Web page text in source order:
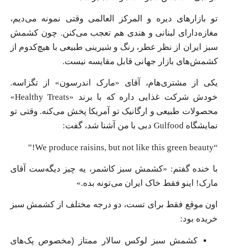
تو بازارهای دیره و المرکز العالمی وقتی نمونه می‌دیم،
مغازه‌دارای لبنانی و هندی هم تعجب می‌کنن. چون کشمش
سبز ایران از نظر عطر، رنگ و شیرینی طبیعی با هیچ‌کدوم از
کشمش‌های بازار جهانی قابل مقایسه نیست.
یکی از مشتری‌هام، آقای «مارک اندرسون» از تگزاسه.
خودش شرکت غذایی داره که با برند «Healthy Treats»
محصولات طبیعی و ارگانیک تو آمریکا پخش می‌کنه. وقتی تو
نمایشگاه Gulfood دبی با من آشنا شد، گفت:
“We produce raisins, but not like this green beauty!”
با خنده گفتم: «کشمش سبز کاشمر، یه چیز دیگه‌ست آقای
مارک! اینو فقط خاک ایران می‌تونه بده.»
اون موقع فقط برای تست، دو درجه مختلف از کشمش سبز
خریده بود:
کشمش سبز لوکس سالار ممتاز (مخصوص پک‌های